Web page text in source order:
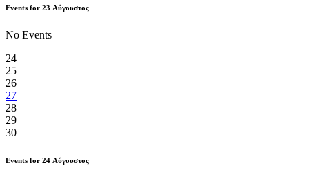
Events for 23 Αύγουστος
No Events
24
25
26
27
28
29
30
Events for 24 Αύγουστος